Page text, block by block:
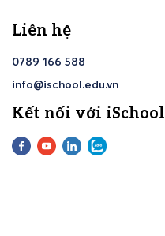
Liên hệ
0789 166 588
info@ischool.edu.vn
Kết nối với iSchool